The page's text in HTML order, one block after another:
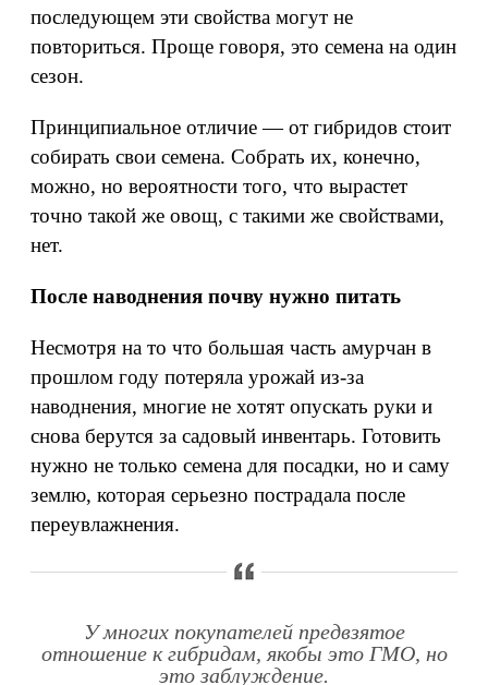
последующем эти свойства могут не
повториться. Проще говоря, это семена на один
сезон.
Принципиальное отличие — от гибридов стоит
собирать свои семена. Собрать их, конечно,
можно, но вероятности того, что вырастет
точно такой же овощ, с такими же свойствами,
нет.
После наводнения почву нужно питать
Несмотря на то что большая часть амурчан в
прошлом году потеряла урожай из-за
наводнения, многие не хотят опускать руки и
снова берутся за садовый инвентарь. Готовить
нужно не только семена для посадки, но и саму
землю, которая серьезно пострадала после
переувлажнения.
У многих покупателей предвзятое
отношение к гибридам, якобы это ГМО, но
это заблуждение.